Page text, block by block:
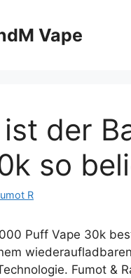
Vape
ist der
so
R
Puff Vape 30k
Fumot &